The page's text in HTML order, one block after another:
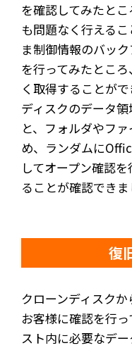
を確認してみたと
も問題なく行える
ま制御情報のバッ
を行ってみたとこ
く取得することが
ディスクのデータ
と、フォルダやフ
め、ランダムに
してオープン確認
ることが確認できま
復
クローンディスク
お客様に確認を行
スト内に必要なデ